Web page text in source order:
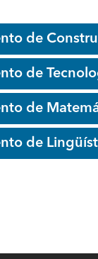
de
de
de
de